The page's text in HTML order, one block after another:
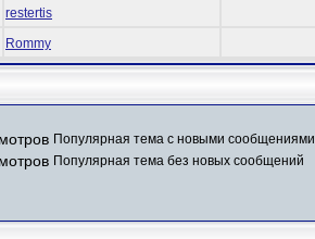
restertis
Rommy
Популярная тема с новыми сообщениями
Популярная тема без новых сообщений